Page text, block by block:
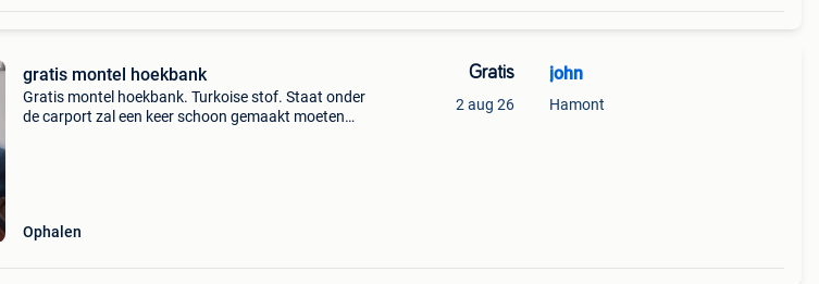
gratis montel hoekbank
Gratis montel hoekbank. Turkoise stof. Staat onder
de carport zal een keer schoon gemaakt moeten
Ophalen
Gratis
2 aug 26
john
Hamont